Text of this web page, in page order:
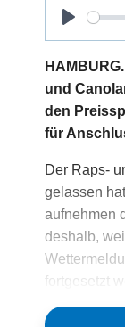
Play
und
den
für
Der Raps-
gelassen
aufnehmen
deshalb,
fortgesetzt